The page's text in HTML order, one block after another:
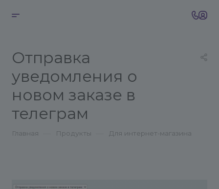
Отправка
уведомления о
новом заказе в
телеграм
Главная Продукты Для интернет-магазина